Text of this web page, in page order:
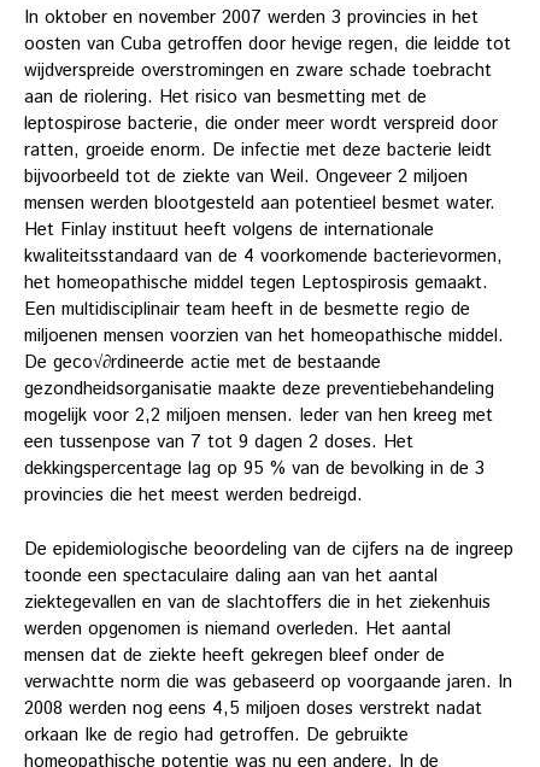
In oktober en november 2007 werden 3 provincies in het
oosten van Cuba getroffen door hevige regen, die leidde tot
wijdverspreide overstromingen en zware schade toebracht
aan de riolering. Het risico van besmetting met de
leptospirose bacterie, die onder meer wordt verspreid door
ratten, groeide enorm. De infectie met deze bacterie leidt
bijvoorbeeld tot de ziekte van Weil. Ongeveer 2 miljoen
mensen werden blootgesteld aan potentieel besmet water.
Het Finlay instituut heeft volgens de internationale
kwaliteitsstandaard van de 4 voorkomende bacterievormen,
het homeopathische middel tegen Leptospirosis gemaakt.
Een multidisciplinair team heeft in de besmette regio de
miljoenen mensen voorzien van het homeopathische middel.
De geco√∂rdineerde actie met de bestaande
gezondheidsorganisatie maakte deze preventiebehandeling
mogelijk voor 2,2 miljoen mensen. Ieder van hen kreeg met
een tussenpose van 7 tot 9 dagen 2 doses. Het
dekkingspercentage lag op 95 % van de bevolking in de 3
provincies die het meest werden bedreigd.
De epidemiologische beoordeling van de cijfers na de ingreep
toonde een spectaculaire daling aan van het aantal
ziektegevallen en van de slachtoffers die in het ziekenhuis
werden opgenomen is niemand overleden. Het aantal
mensen dat de ziekte heeft gekregen bleef onder de
verwachtte norm die was gebaseerd op voorgaande jaren. In
2008 werden nog eens 4,5 miljoen doses verstrekt nadat
orkaan Ike de regio had getroffen. De gebruikte
homeopathische potentie was nu een andere. In de